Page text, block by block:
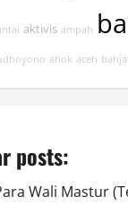
aktivis ampah
ahok aceh
posts:
Wali Mastur